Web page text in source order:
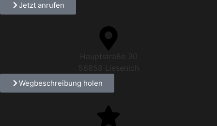
Jetzt anrufen
Hauptstraße 30
56858 Liesenich
Wegbeschreibung holen